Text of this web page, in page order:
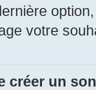
votre
créer un